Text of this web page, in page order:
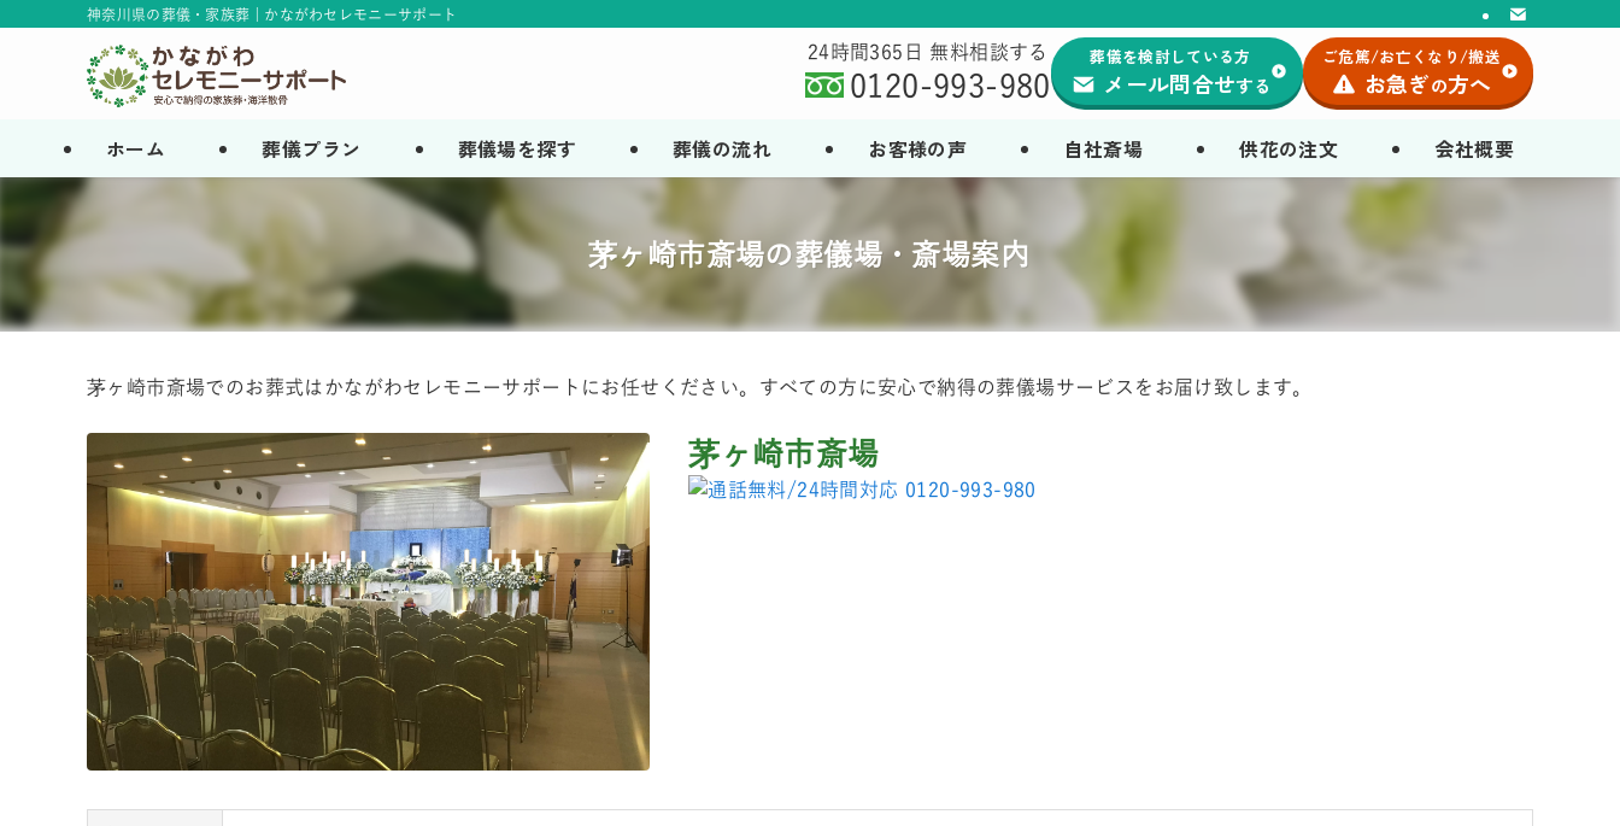
神奈川県の葬儀・家族葬 | かながわセレモニーサポート
ホーム 葬儀プラン 葬儀場を探す 葬儀の流れ お客様の声 自社斎場 供花の注文 会社概要
24時間365日 無料相談する
0120-993-980
葬儀を検討している方
メール問合せする
ご危篤/お亡くなり/搬送
お急ぎの方へ
茅ヶ崎市斎場の葬儀場・斎場案内
茅ヶ崎市斎場でのお葬式はかながわセレモニーサポートにお任せください。すべての方に安心で納得の葬儀場サービスをお届け致します。
茅ヶ崎市斎場